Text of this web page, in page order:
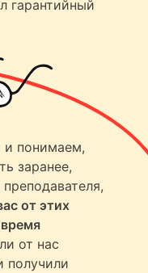
гарантийный
понимаем,
заранее,
от этих
от нас
получили